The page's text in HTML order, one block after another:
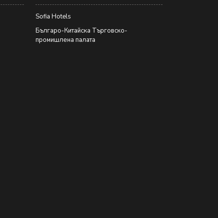
Sofia Hotels
Българо-Китайска Търговско-
промишлена палaта